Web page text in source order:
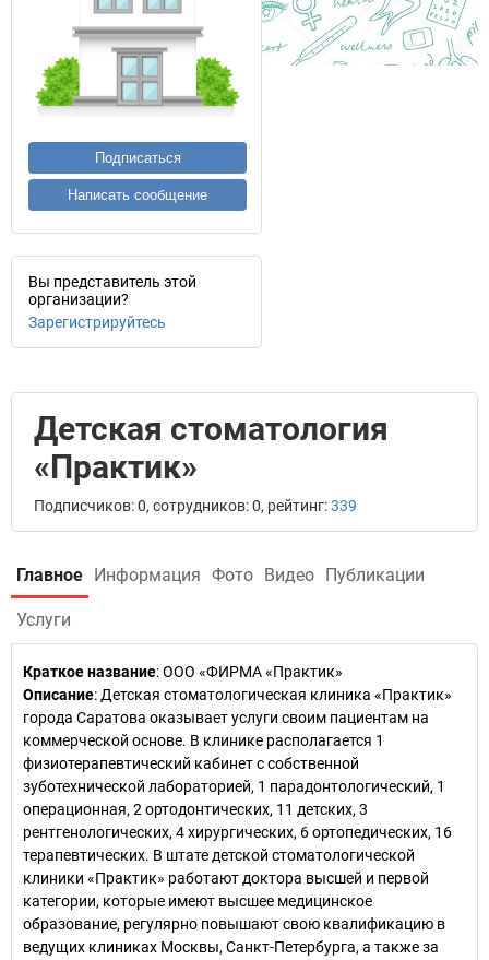
Подписаться
Написать сообщение
Вы представитель этой
организации?
Зарегистрируйтесь
Детская стоматология
«Практик»
Подписчиков: 0, сотрудников: 0, рейтинг:339
Главное Информация Фото Видео Публикации
Услуги
Краткое название:ООО «ФИРМА «Практик»
Описание: Детская стоматологическая клиника «Практик»
города Саратова оказывает услуги своим пациентам на
коммерческой основе. В клинике располагается 1
физиотерапевтический кабинет с собственной
зуботехнической лабораторией, 1 парадонтологический, 1
операционная, 2 ортодонтических, 11 детских, 3
рентгенологических, 4 хирургических, 6 ортопедических, 16
терапевтических. В штате детской стоматологической
клиники «Практик» работают доктора высшей и первой
категории, которые имеют высшее медицинское
образование, регулярно повышают свою квалификацию в
ведущих клиниках Москвы, Санкт-Петербурга, а также за